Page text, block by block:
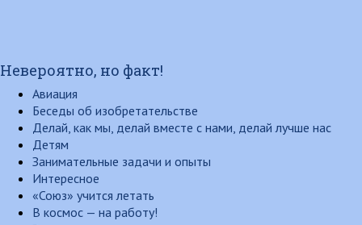
Невероятно, но факт!
Авиация
Беседы об изобретательстве
Делай, как мы, делай вместе с нами, делай лучше нас
Детям
Занимательные задачи и опыты
Интересное
«Союз» учится летать
В космос — на работу!